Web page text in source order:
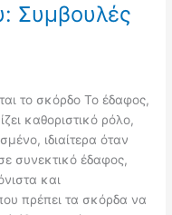
Συμβουλές
το σκόρδο Το έδαφος,
καθοριστικό ρόλο,
ιδιαίτερα όταν
συνεκτικό έδαφος,
και
πρέπει τα σκόρδα να